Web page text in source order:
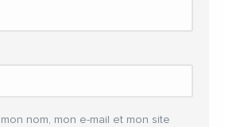
nom, mon e-mail et mon site